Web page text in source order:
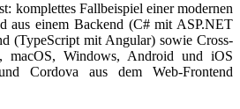
komplettes Fallbeispiel einer modernen
aus einem Backend (C# mit ASP.NET
(TypeScript mit Angular) sowie Cross-
macOS, Windows, Android und iOS
Cordova aus dem Web-Frontend